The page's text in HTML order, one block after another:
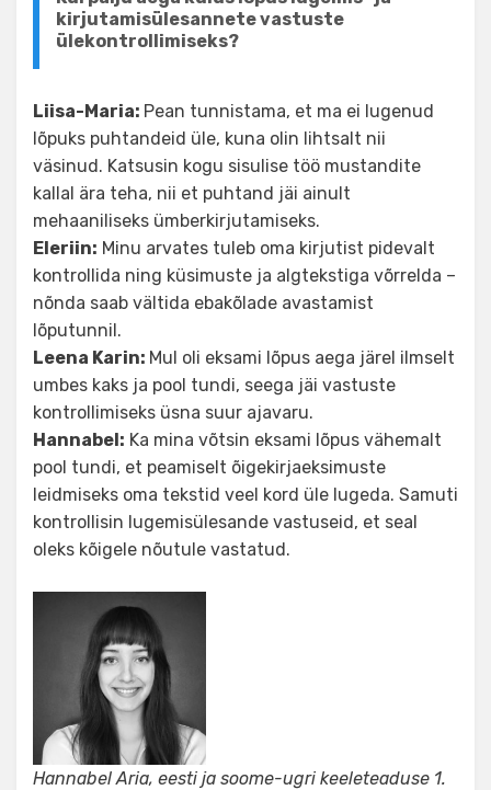
kirjutamisülesannete vastuste
ülekontrollimiseks?
Liisa-Maria: Pean tunnistama, et ma ei lugenud
lõpuks puhtandeid üle, kuna olin lihtsalt nii
väsinud. Katsusin kogu sisulise töö mustandite
kallal ära teha, nii et puhtand jäi ainult
mehaaniliseks ümberkirjutamiseks.
Eleriin: Minu arvates tuleb oma kirjutist pidevalt
kontrollida ning küsimuste ja algtekstiga võrrelda –
nõnda saab vältida ebakõlade avastamist
lõputunnil.
Leena Karin: Mul oli eksami lõpus aega järel ilmselt
umbes kaks ja pool tundi, seega jäi vastuste
kontrollimiseks üsna suur ajavaru.
Hannabel: Ka mina võtsin eksami lõpus vähemalt
pool tundi, et peamiselt õigekirjaeksimuste
leidmiseks oma tekstid veel kord üle lugeda. Samuti
kontrollisin lugemisülesande vastuseid, et seal
oleks kõigele nõutule vastatud.
Hannabel Aria, eesti ja soome-ugri keeleteaduse 1.